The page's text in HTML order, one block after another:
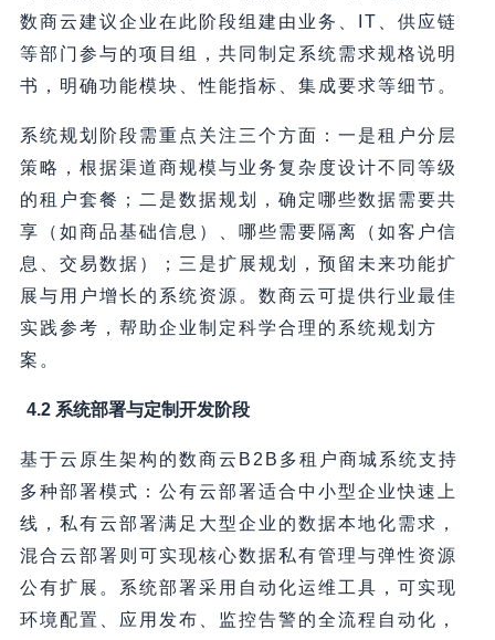
数商云建议企业在此阶段组建由业务、IT、供应链
等部门参与的项目组，共同制定系统需求规格说明
书，明确功能模块、性能指标、集成要求等细节。
系统规划阶段需重点关注三个方面：一是租户分层
策略，根据渠道商规模与业务复杂度设计不同等级
的租户套餐；二是数据规划，确定哪些数据需要共
享（如商品基础信息）、哪些需要隔离（如客户信
息、交易数据）；三是扩展规划，预留未来功能扩
展与用户增长的系统资源。数商云可提供行业最佳
实践参考，帮助企业制定科学合理的系统规划方
案。
4.2 系统部署与定制开发阶段
基于云原生架构的数商云B2B多租户商城系统支持
多种部署模式：公有云部署适合中小型企业快速上
线，私有云部署满足大型企业的数据本地化需求，
混合云部署则可实现核心数据私有管理与弹性资源
公有扩展。系统部署采用自动化运维工具，可实现
环境配置、应用发布、监控告警的全流程自动化，